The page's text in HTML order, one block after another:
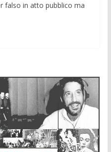
falso in atto pubblico ma